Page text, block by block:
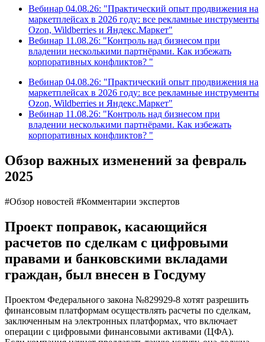
Вебинар 04.08.26: "Практический опыт продвижения на
маркетплейсах в 2026 году: все рекламные инструменты
Ozon, Wildberries и Яндекс.Маркет"
Вебинар 11.08.26: "Контроль над бизнесом при
владении несколькими партнёрами. Как избежать
корпоративных конфликтов? "
Вебинар 04.08.26: "Практический опыт продвижения на
маркетплейсах в 2026 году: все рекламные инструменты
Ozon, Wildberries и Яндекс.Маркет"
Вебинар 11.08.26: "Контроль над бизнесом при
владении несколькими партнёрами. Как избежать
корпоративных конфликтов? "
Обзор важных изменений за февраль
2025
#Обзор новостей #Комментарии экспертов
Проект поправок, касающийся
расчетов по сделкам с цифровыми
правами и банковскими вкладами
граждан, был внесен в Госдуму
Проектом Федерального закона №829929-8 хотят разрешить
финансовым платформам осуществлять расчеты по сделкам,
заключенным на электронных платформах, что включает
операции с цифровыми финансовыми активами (ЦФА).